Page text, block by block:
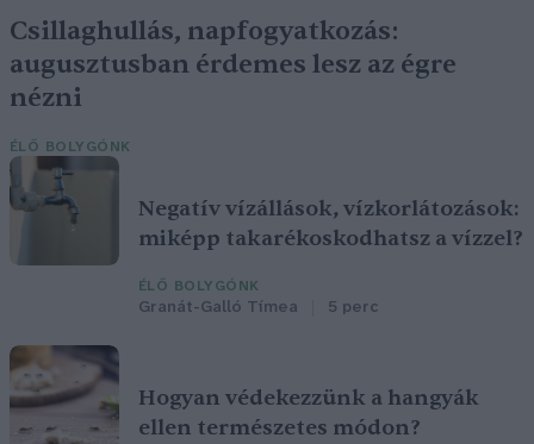
Csillaghullás, napfogyatkozás:
augusztusban érdemes lesz az égre
nézni
ÉLŐ BOLYGÓNK
Negatív vízállások, vízkorlátozások:
miképp takarékoskodhatsz a vízzel?
ÉLŐ BOLYGÓNK
Granát-Galló Tímea 5 perc
Hogyan védekezzünk a hangyák
ellen természetes módon?